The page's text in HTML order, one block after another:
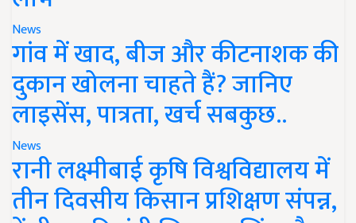
News
गांव में खाद, बीज और कीटनाशक की
दुकान खोलना चाहते हैं? जानिए
लाइसेंस, पात्रता, खर्च सबकुछ..
News
रानी लक्ष्मीबाई कृषि विश्वविद्यालय में
तीन दिवसीय किसान प्रशिक्षण संपन्न,